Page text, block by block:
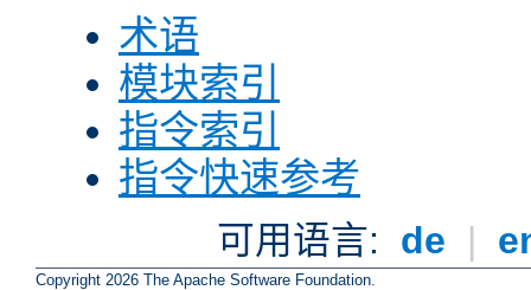
术语
模块索引
指令索引
指令快速参考
可用语言: de |
Copyright 2026 The Apache Software Foundation.